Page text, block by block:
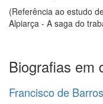
(Referência ao estudo
Alpiarça - A saga do
Biografias em
Francisco de